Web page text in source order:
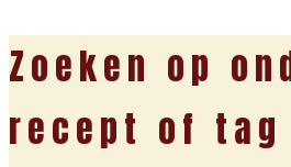
Zoeken op
recept of tag